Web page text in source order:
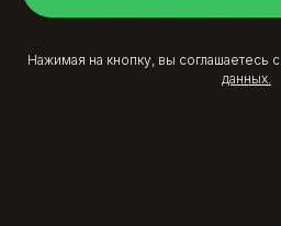
Нажимая на кнопку, вы соглашаетесь с
данных.